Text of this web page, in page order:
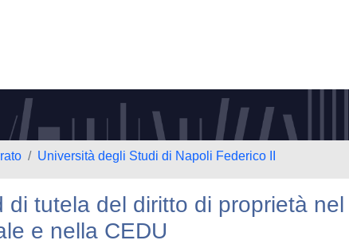
Università degli Studi di Napoli Federico II
di tutela del diritto di proprietà nel
e nella CEDU